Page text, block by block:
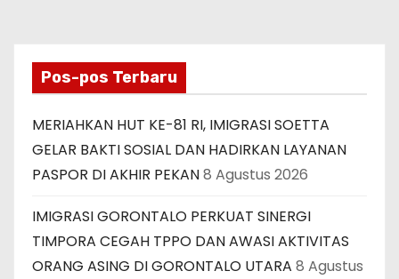
Pos-pos Terbaru
MERIAHKAN HUT KE-81 RI, IMIGRASI SOETTA
GELAR BAKTI SOSIAL DAN HADIRKAN LAYANAN
PASPOR DI AKHIR PEKAN8 Agustus 2026
IMIGRASI GORONTALO PERKUAT SINERGI
TIMPORA CEGAH TPPO DAN AWASI AKTIVITAS
ORANG ASING DI GORONTALO UTARA 8 Agustus